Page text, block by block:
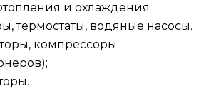
и охлаждения
термостаты, водяные насосы.
компрессоры